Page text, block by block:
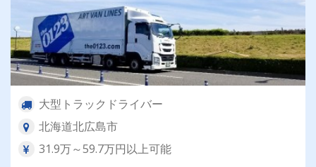
大型トラックドライバー
北海道北広島市
31.9万～59.7万円以上可能